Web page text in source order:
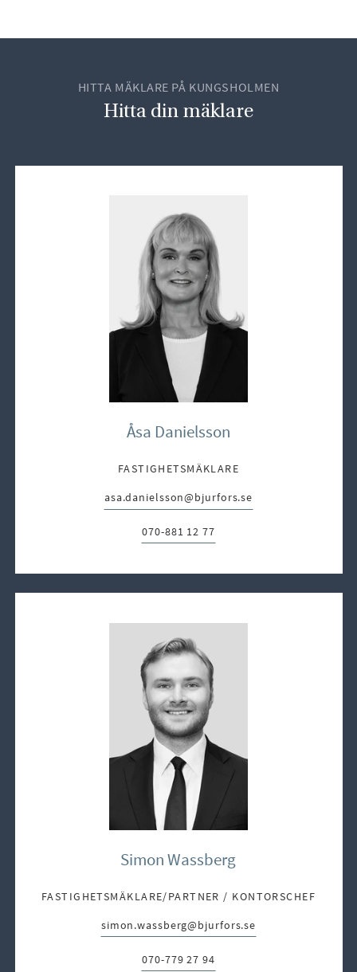
HITTA MÄKLARE PÅ KUNGSHOLMEN
Hitta din mäklare
Åsa Danielsson
FASTIGHETSMÄKLARE
E-post:
asa.danielsson@bjurfors.se
Telefon:
070-881 12 77
Simon Wassberg
FASTIGHETSMÄKLARE/PARTNER / KONTORSCHEF
E-post:
simon.wassberg@bjurfors.se
Telefon:
070-779 27 94